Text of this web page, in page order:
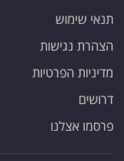
תנאי שימוש
הצהרת נגישות
מדיניות הפרטיות
דרושים
פרסמו אצלנו